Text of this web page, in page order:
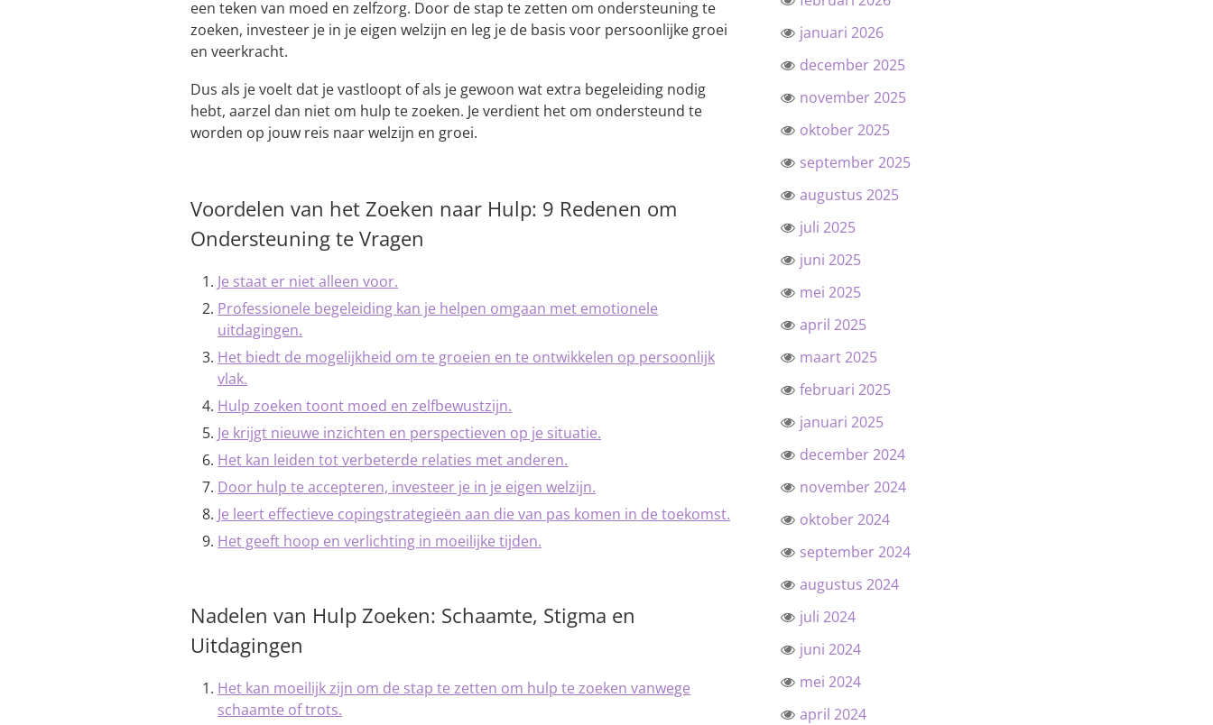
een teken van moed en zelfzorg. Door de stap te zetten om ondersteuning te
zoeken, investeer je in je eigen welzijn en leg je de basis voor persoonlijke groei
en veerkracht.
Dus als je voelt dat je vastloopt of als je gewoon wat extra begeleiding nodig
hebt, aarzel dan niet om hulp te zoeken. Je verdient het om ondersteund te
worden op jouw reis naar welzijn en groei.
Voordelen van het Zoeken naar Hulp: 9 Redenen om
Ondersteuning te Vragen
Je staat er niet alleen voor.
Professionele begeleiding kan je helpen omgaan met emotionele
uitdagingen.
Het biedt de mogelijkheid om te groeien en te ontwikkelen op persoonlijk
vlak.
Hulp zoeken toont moed en zelfbewustzijn.
Je krijgt nieuwe inzichten en perspectieven op je situatie.
Het kan leiden tot verbeterde relaties met anderen.
Door hulp te accepteren, investeer je in je eigen welzijn.
Je leert effectieve copingstrategieën aan die van pas komen in de toekomst.
Het geeft hoop en verlichting in moeilijke tijden.
Nadelen van Hulp Zoeken: Schaamte, Stigma en
Uitdagingen
Het kan moeilijk zijn om de stap te zetten om hulp te zoeken vanwege
schaamte of trots.
januari 2026
december 2025
november 2025
oktober 2025
september 2025
augustus 2025
juli 2025
juni 2025
mei 2025
april 2025
maart 2025
februari 2025
januari 2025
december 2024
november 2024
oktober 2024
september 2024
augustus 2024
juli 2024
juni 2024
mei 2024
april 2024